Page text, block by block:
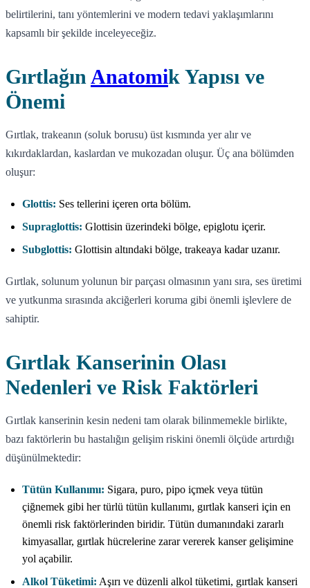
belirtilerini, tanı yöntemlerini ve modern tedavi yaklaşımlarını
kapsamlı bir şekilde inceleyeceğiz.
Gırtlağın Anatomik Yapısı ve
Önemi
Gırtlak, trakeanın (soluk borusu) üst kısmında yer alır ve
kıkırdaklardan, kaslardan ve mukozadan oluşur. Üç ana bölümden
oluşur:
Glottis: Ses tellerini içeren orta bölüm.
Supraglottis: Glottisin üzerindeki bölge, epiglotu içerir.
Subglottis: Glottisin altındaki bölge, trakeaya kadar uzanır.
Gırtlak, solunum yolunun bir parçası olmasının yanı sıra, ses üretimi
ve yutkunma sırasında akciğerleri koruma gibi önemli işlevlere de
sahiptir.
Gırtlak Kanserinin Olası
Nedenleri ve Risk Faktörleri
Gırtlak kanserinin kesin nedeni tam olarak bilinmemekle birlikte,
bazı faktörlerin bu hastalığın gelişim riskini önemli ölçüde artırdığı
düşünülmektedir:
Tütün Kullanımı: Sigara, puro, pipo içmek veya tütün
çiğnemek gibi her türlü tütün kullanımı, gırtlak kanseri için en
önemli risk faktörlerinden biridir. Tütün dumanındaki zararlı
kimyasallar, gırtlak hücrelerine zarar vererek kanser gelişimine
yol açabilir.
Alkol Tüketimi: Aşırı ve düzenli alkol tüketimi, gırtlak kanseri